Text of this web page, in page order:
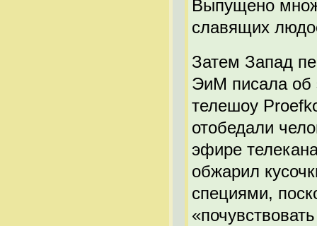
Выпущено
славящих
Затем Запад
ЭиМ писала об
телешоу
отобедали
эфире
обжарил
специями,